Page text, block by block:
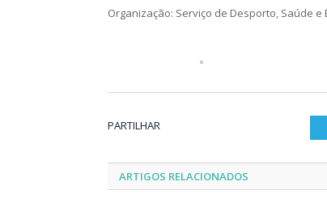
Organização: Serviço de Desporto, Saúde e
PARTILHAR
ARTIGOS RELACIONADOS